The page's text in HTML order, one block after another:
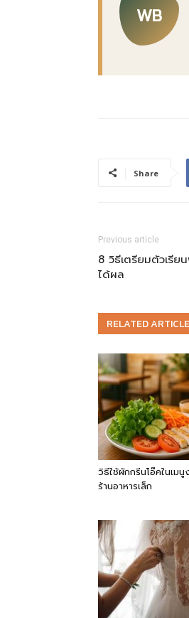
WB
Share
Previous article
8 วิธีเตรียมตัวเรีย
ได้ผล
RELATED
วิธีใช้ผักกรีนโอ๊คในเม
ร้านอาหารเล็ก